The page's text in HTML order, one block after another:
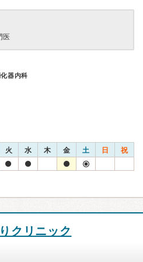
医
器内科
火 水 木 金 土 日 祝
クリニック